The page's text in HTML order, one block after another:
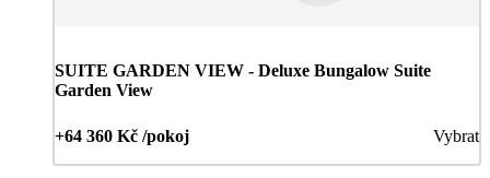
SUITE GARDEN VIEW - Deluxe Bungalow Suite
Garden View
+64 360 Kč /pokoj Vybrat